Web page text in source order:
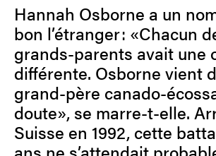
Hannah Osborne a un
bon l’étranger : «Chacun
grands-parents avait une
différente. Osborne vient
grand-père canado-
doute», se marre-t-elle.
Suisse en 1992, cette